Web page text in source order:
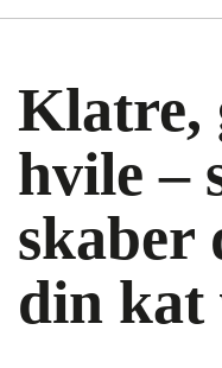
Klatre,
hvile –
skaber
din kat